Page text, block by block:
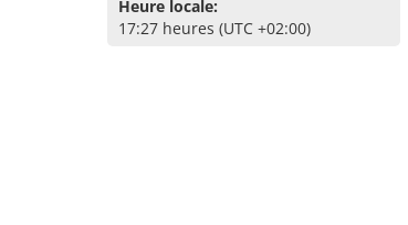
Heure locale:
17:27 heures (UTC +02:00)